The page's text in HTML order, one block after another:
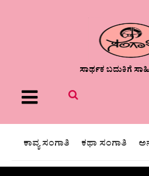
ಸಾರ್ಥಕ ಬದುಕಿಗೆ
Menu
ಕಾವ್ಯ ಸಂಗಾತಿ ಕಥಾ ಸಂಗಾತಿ